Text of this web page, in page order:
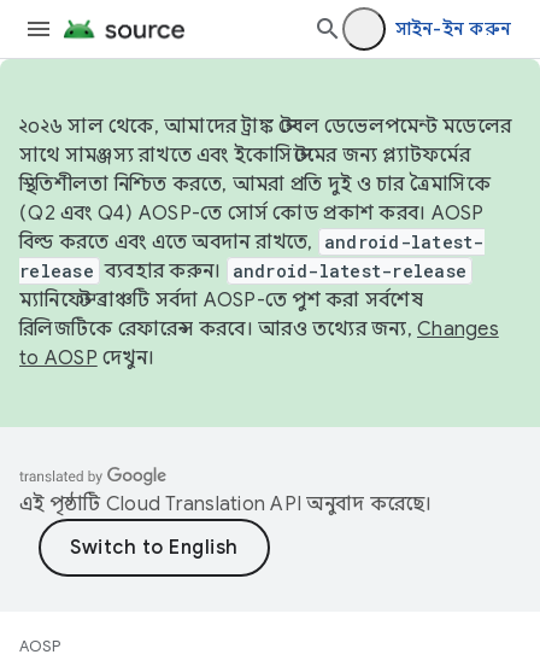
সাইন-ইন করুন
২০২৬ সাল থেকে, আমাদের ট্রাঙ্ক স্টেবল ডেভেলপমেন্ট মডেলের
সাথে সামঞ্জস্য রাখতে এবং ইকোসিস্টেমের জন্য প্ল্যাটফর্মের
স্থিতিশীলতা নিশ্চিত করতে, আমরা প্রতি দুই ও চার ত্রৈমাসিকে
(Q2 এবং Q4) AOSP-তে সোর্স কোড প্রকাশ করব। AOSP
বিল্ড করতে এবং এতে অবদান রাখতে,
android-latest-
release ব্যবহার করুন। android-latest-release
ম্যানিফেস্ট ব্রাঞ্চটি সর্বদা AOSP-তে পুশ করা সর্বশেষ
রিলিজটিকে রেফারেন্স করবে। আরও তথ্যের জন্য, Changes
to AOSP দেখুন।
এই পৃষ্ঠাটি Cloud Translation API অনুবাদ করেছে।
AOSP